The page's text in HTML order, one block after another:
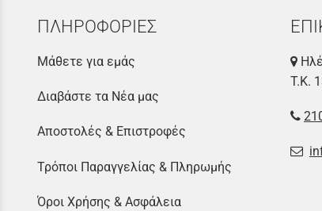
ΠΛΗΡΟΦΟΡΙΕΣ
Μάθετε για εμάς
Διαβάστε τα Νέα μας
Αποστολές & Επιστροφές
Τρόποι Παραγγελίας & Πληρωμής
Όροι Χρήσης & Ασφάλεια
Τ.Κ.